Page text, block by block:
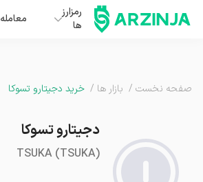
رمزارز
ها
معامله
صفحه نخست / بازار ها / خرید دجیتارو تسوکا
دجیتارو تسوکا
TSUKA(TSUKA)